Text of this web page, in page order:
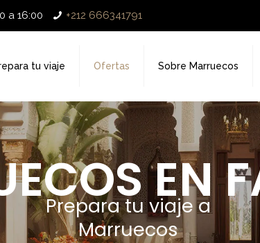
a 16:00 +212 666341791
tu viaje Ofertas Sobre Marruecos
Prepara tu viaje a
Marruecos
EN